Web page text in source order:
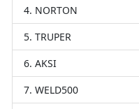
NORTON
TRUPER
AKSI
WELD500